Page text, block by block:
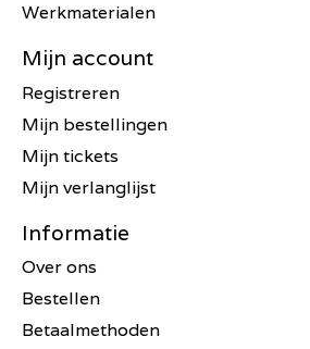
Werkmaterialen
Mijn account
Registreren
Mijn bestellingen
Mijn tickets
Mijn verlanglijst
Informatie
Over ons
Bestellen
Betaalmethoden